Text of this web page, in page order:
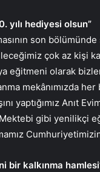
yılı hediyesi olsun”
son
çok az kişi
eğitmeni olarak
mekânımızda
yaptığımız Anıt
gibi yenilikçi
bir kalkınma